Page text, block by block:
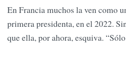
En Francia muchos la ven como
primera presidenta, en el 2022.
que ella, por ahora, esquiva.